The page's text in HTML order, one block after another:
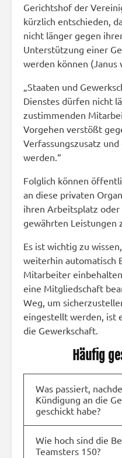
Gerichtshof der
kürzlich entschieden,
nicht länger gegen
Unterstützung einer
werden können (Janus
„Staaten und
Dienstes dürfen nicht
zustimmenden
Vorgehen verstößt
Verfassungszusatz
werden.“
Folglich können
an diese privaten
ihren Arbeitsplatz
gewährten Leistungen
Es ist wichtig zu
weiterhin automatisch
Mitarbeiter
eine Mitgliedschaft
Weg, um
eingestellt werden, ist
die Gewerkschaft.
Häufig
Was passiert,
Kündigung an die
geschickt habe?
Wie hoch sind die
Teamsters 150?